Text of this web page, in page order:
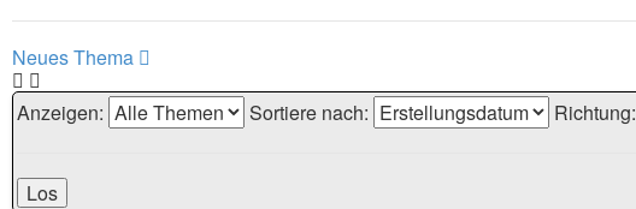
Neues Thema
Anzeigen:
Sortiere nach: Richtung: